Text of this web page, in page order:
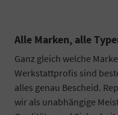
Alle Marken, alle
Ganz gleich welche
Werkstattprofis sind
alles genau Bescheid.
wir als unabhängige